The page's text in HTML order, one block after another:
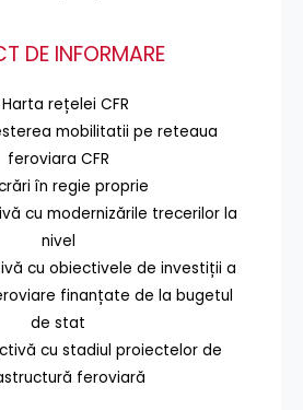
DE INFORMARE
rețelei CFR
mobilitatii pe reteaua
feroviara CFR
în regie proprie
cu modernizările trecerilor la
nivel
cu obiectivele de investiții a
finanțate de la bugetul
de stat
cu stadiul proiectelor de
feroviară